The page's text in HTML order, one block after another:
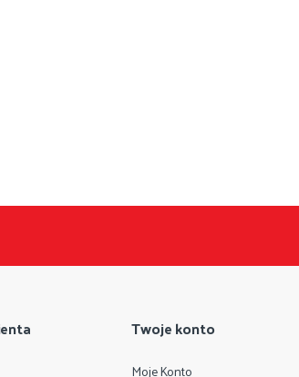
Twoje konto
Moje Konto